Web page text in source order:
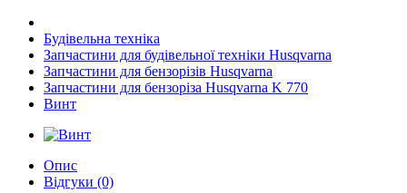
Будівельна техніка
Запчастини для будівельної техніки Husqvarna
Запчастини для бензорізів Husqvarna
Запчастини для бензоріза Husqvarna K 770
Винт
Опис
Відгуки (0)